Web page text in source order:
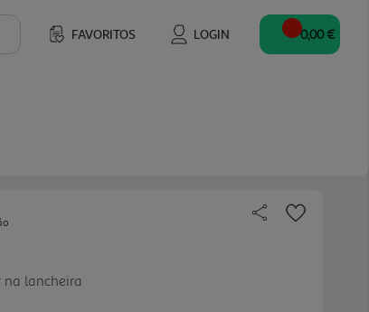
FAVORITOS LOGIN 0,00 €
lancheira